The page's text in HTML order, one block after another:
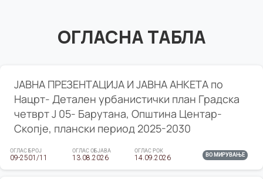
ОГЛАСНА ТАБЛА
ЈАВНА ПРЕЗЕНТАЦИЈА И ЈАВНА АНКЕТА по
Нацрт- Детален урбанистички план Градска
четврт Ј 05- Барутана, Општина Центар-
Скопје, плански период 2025-2030
ОГЛАС БРОЈ
09-2501/11
ОГЛАС ОБЈАВА
13.08.2026
ОГЛАС РОК
14.09.2026 ВО МИРУВАЊЕ